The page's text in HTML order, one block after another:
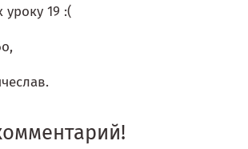
уроку 19 :(